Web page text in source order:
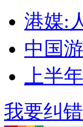
港媒:
中国
上半
我要纠错